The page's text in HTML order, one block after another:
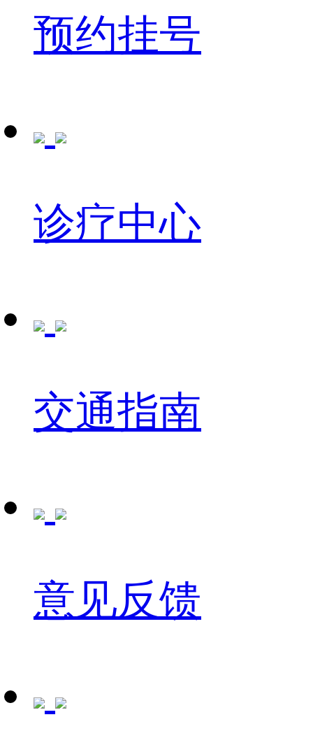
预约挂号
诊疗中心
交通指南
意见反馈